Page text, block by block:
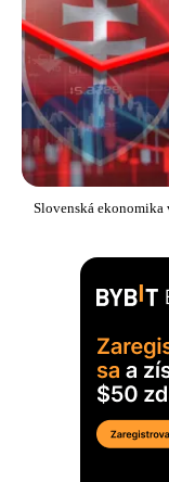
Slovenská ekonomika